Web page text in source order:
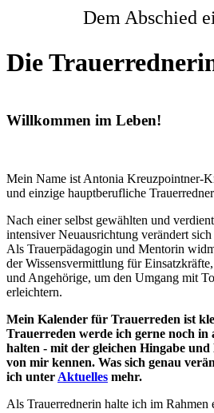
Dem Abschied
Die
Willkommen im Leben!
Mein Name ist Antonia Kreuzpointner-
und einzige hauptberufliche
Nach einer selbst gewählten und
intensiver Neuausrichtung verändert
Als Trauerpädagogin und Mentorin
der Wissensvermittlung für
und Angehörige, um den Umgang mit
erleichtern.
Mein Kalender für Trauerreden ist
Trauerreden werde ich gerne noch in
halten - mit der gleichen Hingabe und
von mir kennen. Was sich genau
ich unter Aktuelles mehr.
Als Trauerrednerin halte ich im Rahmen